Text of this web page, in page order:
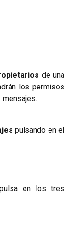
de una
los permisos
pulsando en el
en los tres